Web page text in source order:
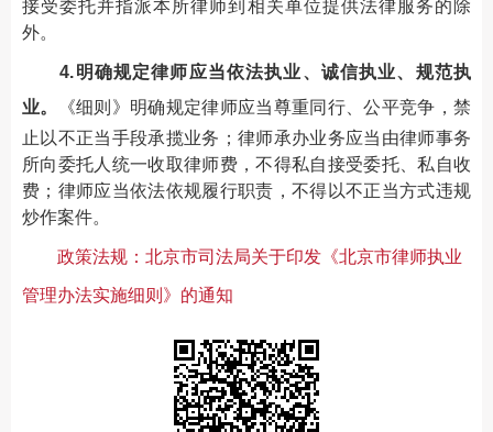
接受委托并指派本所律师到相关单位提供法律服务的除
外。
4.明确规定律师应当依法执业、诚信执业、规范执
业。
《细则》明确规定律师应当尊重同行、公平竞争，禁
止以不正当手段承揽业务；律师承办业务应当由律师事务
所向委托人统一收取律师费，不得私自接受委托、私自收
费；律师应当依法依规履行职责，不得以不正当方式违规
炒作案件。
政策法规：北京市司法局关于印发《北京市律师执业
管理办法实施细则》的通知